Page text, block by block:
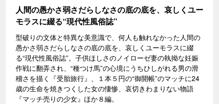
人間の愚かさ弱さだらしなさの底の底を、哀しくユー
モラスに綴る“現代性風俗誌”
型破りの文体と特異な美意識で、何人も触れなかった人間の
愚かさ弱さだらしなさの底の底を、哀しくユーモラスに綴
る“現代性風俗誌”。子供ほしさのノイローゼ妻の執拗な妊娠
作戦に翻弄され、“種つけ馬”の心境にうちひしがれる男の滑
稽さを描く『受胎旅行』、１本５円の“御開帳”のマッチに24
歳の生命を焼きつくした女の悽惨、哀切きわまりない物語
『マッチ売りの少女』ほか８編。